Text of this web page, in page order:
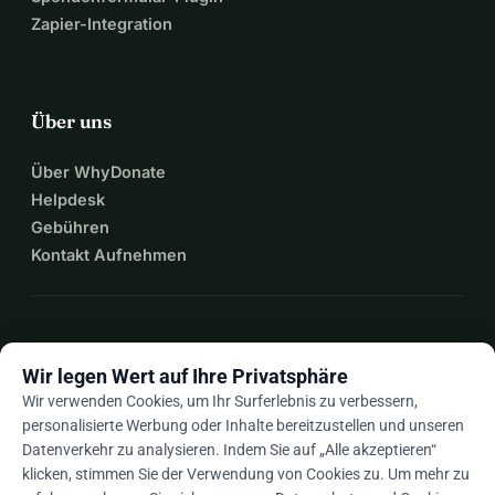
Zapier-Integration
Über uns
Über WhyDonate
Helpdesk
Gebühren
Kontakt Aufnehmen
Dearrow_drop_down
Wir legen Wert auf Ihre Privatsphäre
Wir verwenden Cookies, um Ihr Surferlebnis zu verbessern,
personalisierte Werbung oder Inhalte bereitzustellen und unseren
Datenverkehr zu analysieren. Indem Sie auf „Alle akzeptieren“
klicken, stimmen Sie der Verwendung von Cookies zu. Um mehr zu